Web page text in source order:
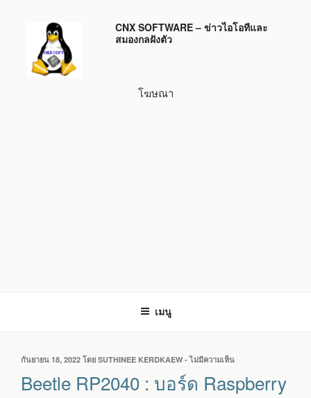
บทความ
CNX SOFTWARE – ข่าวไอโอทีและ
สมองกลฝังตัว
โฆษณา
เมนู
เขียน
ที่
กันยายน 18, 2022 โดย SUTHINEE KERDKAEW -ไม่มีความเห็น
RP2040
Beetle RP2040 : บอร์ด Raspberry